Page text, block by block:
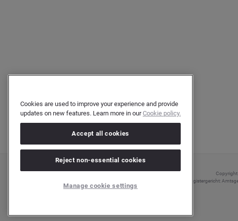
Copyright
Registergericht:
Cookies are used to improve your experience and provide
updates on new features. Learn more in ourCookie policy.
Accept all cookies
Reject non-essential cookies
Manage cookie settings